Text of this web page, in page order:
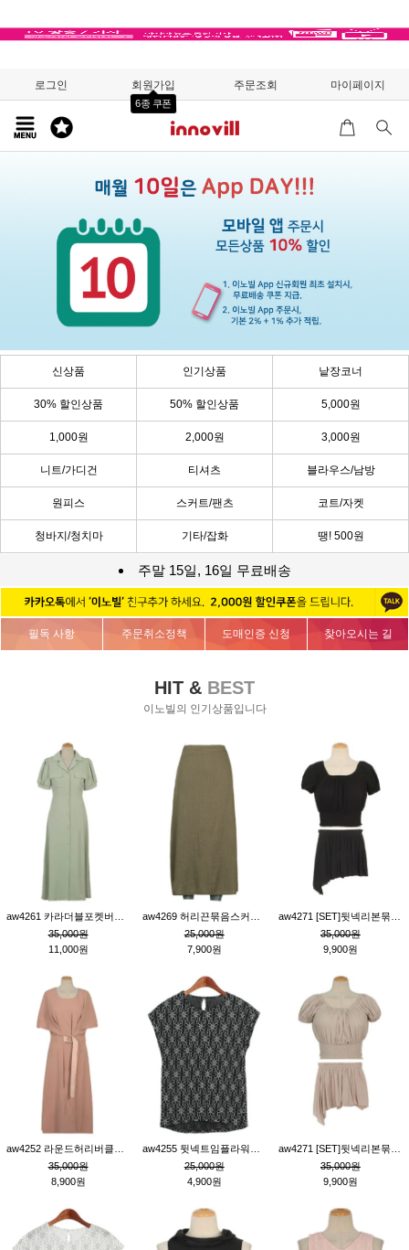
로그인 회원가입
6종 쿠폰
주문조회 마이페이지
신상품 인기상품 낱장코너
30% 할인상품 50% 할인상품 5,000원
1,000원 2,000원 3,000원
니트/가디건 티셔츠 블라우스/남방
원피스 스커트/팬츠 코트/자켓
청바지/청치마 기타/잡화 땡! 500원
주말 15일, 16일 무료배송
필독 사항 주문취소정책 도매인증 신청 찾아오시는 길
HIT & BEST
이노빌의 인기상품입니다
35,000원
11,000원
25,000원
7,900원
35,000원
9,900원
35,000원
8,900원
25,000원
4,900원
35,000원
9,900원